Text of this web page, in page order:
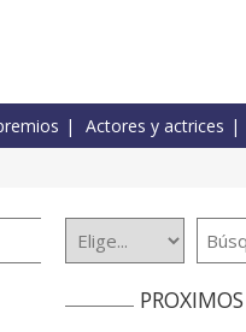
Actores y actrices